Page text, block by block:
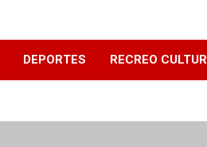
DEPORTES RECREO